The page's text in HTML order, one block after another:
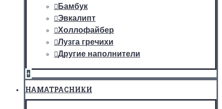
Бамбук
Эвкалипт
Холлофайбер
Лузга гречихи
Другие наполнители
+
НАМАТРАСНИКИ